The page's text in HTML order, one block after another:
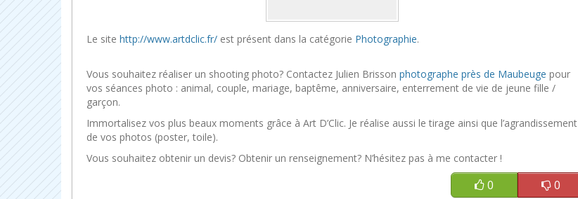
Le site http://www.artdclic.fr/ est présent dans la catégorie Photographie.
Vous souhaitez réaliser un shooting photo? Contactez Julien Brisson photographe près de Maubeuge pour
vos séances photo : animal, couple, mariage, baptême, anniversaire, enterrement de vie de jeune fille /
garçon.
Immortalisez vos plus beaux moments grâce à Art D’Clic. Je réalise aussi le tirage ainsi que l’agrandissement
de vos photos (poster, toile).
Vous souhaitez obtenir un devis? Obtenir un renseignement? N’hésitez pas à me contacter !
0 0